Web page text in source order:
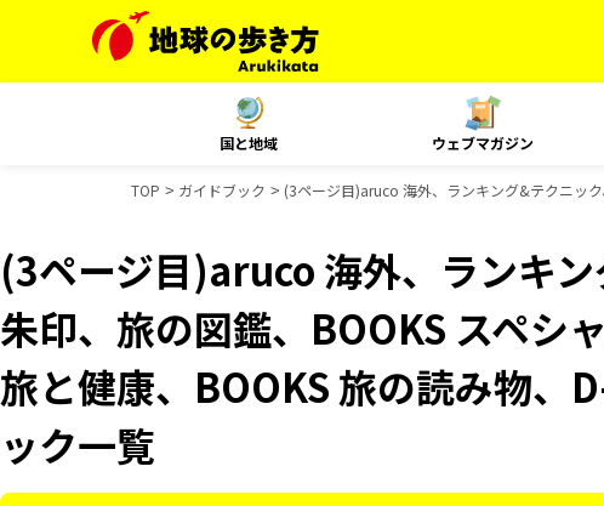
国と地域 ウェブマガジン
TOP ガイドブック (3ページ目)aruco 海外、ランキング&テクニッ
(3ページ目)aruco 海外、ランキ
朱印、旅の図鑑、BOOKS スペシ
旅と健康、BOOKS 旅の読み物、
ック一覧